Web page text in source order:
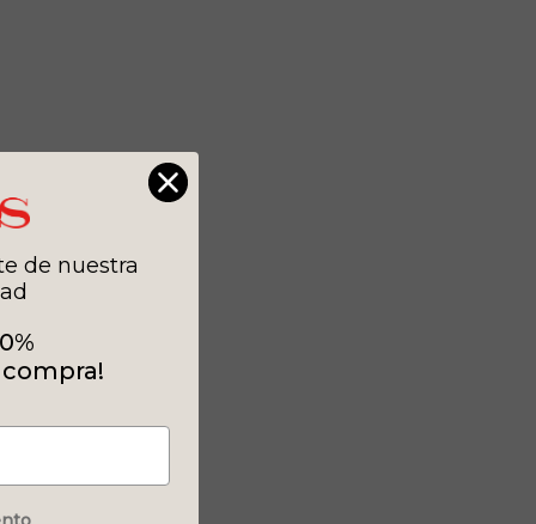
de nuestra